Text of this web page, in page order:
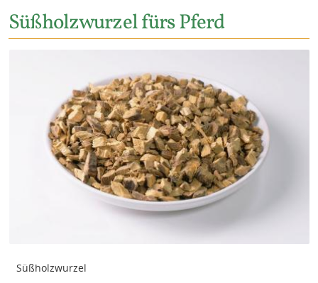
Süßholzwurzel fürs Pferd
Süßholzwurzel